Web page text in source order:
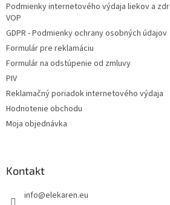
Podmienky internetového výdaja liekov a
VOP
GDPR - Podmienky ochrany osobných údajov
Formulár pre reklamáciu
Formulár na odstúpenie od zmluvy
PIV
Reklamačný poriadok internetového výdaja
Hodnotenie obchodu
Moja objednávka
Kontakt
info@elekaren.eu